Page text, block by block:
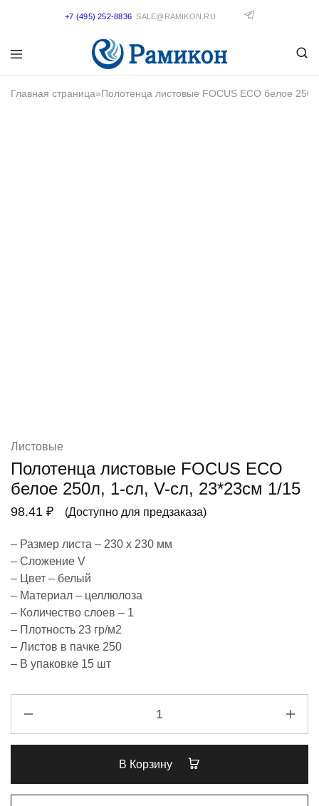
+7 (495) 252-8836 SALE@RAMIKON.RU
Главная страница»Полотенца листовые FOCUS ECO белое
Листовые
Полотенца листовые FOCUS ECO
белое 250л, 1-сл, V-сл, 23*23см 1/15
98.41 ₽ (Доступно для предзаказа)
– Размер листа – 230 х 230 мм
– Сложение V
– Цвет – белый
– Материал – целлюлоза
– Количество слоев – 1
– Плотность 23 гр/м2
– Листов в пачке 250
– В упаковке 15 шт
В Корзину